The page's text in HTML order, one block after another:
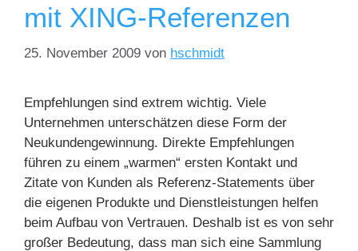
mit XING-Referenzen
25. November 2009 von hschmidt
Empfehlungen sind extrem wichtig. Viele
Unternehmen unterschätzen diese Form der
Neukundengewinnung. Direkte Empfehlungen
führen zu einem „warmen“ ersten Kontakt und
Zitate von Kunden als Referenz-Statements über
die eigenen Produkte und Dienstleistungen helfen
beim Aufbau von Vertrauen. Deshalb ist es von sehr
großer Bedeutung, dass man sich eine Sammlung